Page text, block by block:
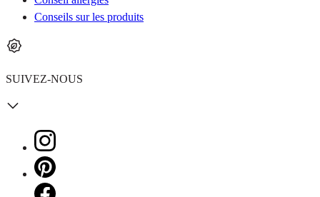
Conseils sur les produits
SUIVEZ-NOUS